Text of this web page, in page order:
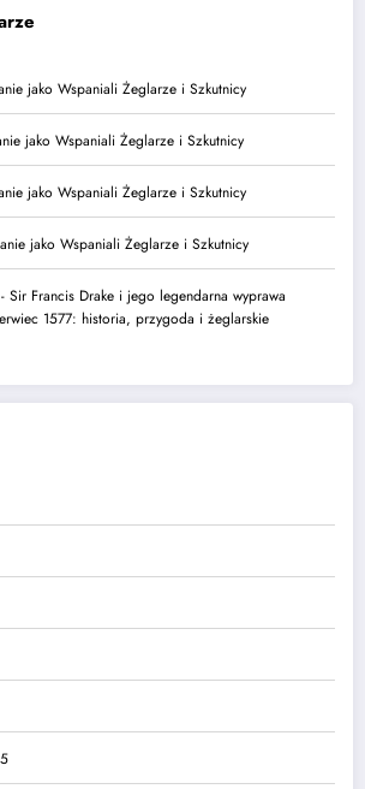
jako Wspaniali Żeglarze i Szkutnicy
jako Wspaniali Żeglarze i Szkutnicy
jako Wspaniali Żeglarze i Szkutnicy
jako Wspaniali Żeglarze i Szkutnicy
- Sir Francis Drake i jego legendarna wyprawa
1577: historia, przygoda i żeglarskie